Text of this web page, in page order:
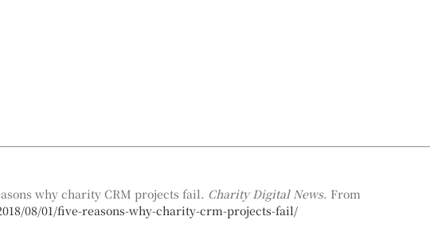
why charity CRM projects fail. Charity Digital News. From
08/01/five-reasons-why-charity-crm-projects-fail/